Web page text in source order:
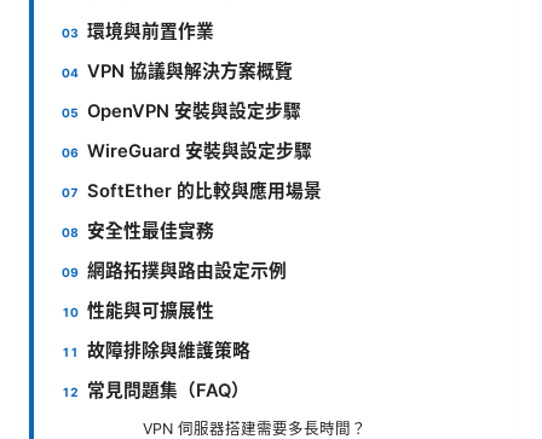
環境與前置作業
VPN 協議與解決方案概覽
OpenVPN 安裝與設定步驟
WireGuard 安裝與設定步驟
SoftEther 的比較與應用場景
安全性最佳實務
網路拓撲與路由設定示例
性能與可擴展性
故障排除與維護策略
常見問題集（FAQ）
VPN 伺服器搭建需要多長時間？